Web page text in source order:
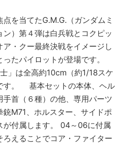
を当てたG.M.G.（ガンダムミ
ン）第４弾は白兵戦とコクピッ
ア・クー最終決戦をイメージし
たパイロットが登場です。
」は全高約10cm（約1/18スケ
す。 基本セットの本体、ヘル
手首（６種）の他、専用パーツ
銃M71、ホルスター、サイドポ
が付属します。 04～06に付属
えることでコア・ファイター